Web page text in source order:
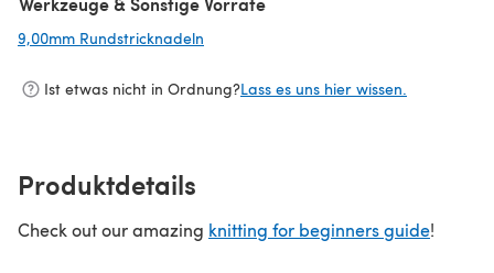
9,00mm Rundstricknadeln
Ist etwas nicht in Ordnung?Lass es uns hier wissen.
Produktdetails
Check out our amazing knitting for beginners guide!